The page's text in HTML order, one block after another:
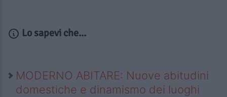
Lo sapevi che...
MODERNO ABITARE: Nuove abitudini
domestiche e dinamismo dei luoghi